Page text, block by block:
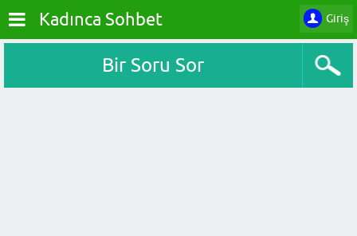
Giriş
Kadınca Sohbet
Bir Soru Sor